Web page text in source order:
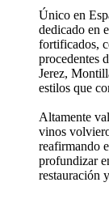
Único en
dedicado en
fortificados,
procedentes
Jerez,
estilos que
Altamente
vinos
reafirmando
profundizar
restauración